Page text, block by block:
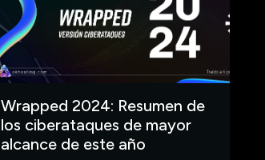
Wrapped 2024: Resumen de
los ciberataques de mayor
alcance de este año